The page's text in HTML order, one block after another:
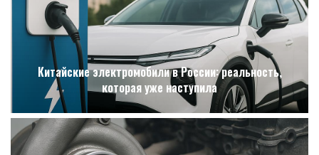
Китайские электромобили в России: реальность,
которая уже наступила